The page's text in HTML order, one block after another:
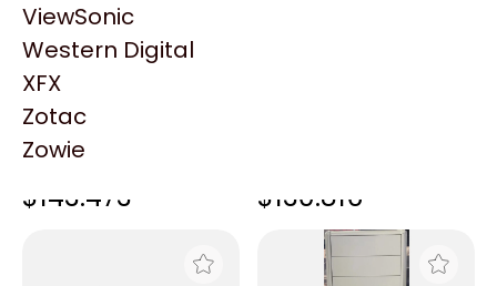
ViewSonic
Western Digital
XFX
Zotac
Zowie
FUENTE LENOVO 460W
$143.473 $130.816